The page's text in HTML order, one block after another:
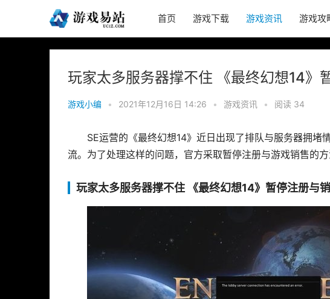
首页 游戏下载 游戏资讯 游戏攻
玩家太多服务器撑不住 《最终幻想14》
游戏小编 • 2021年12月16日 14:26 • 游戏资讯 • 阅读 34
SE运营的《最终幻想14》近日出现了排队与服务器拥堵
流。为了处理这样的问题，官方采取暂停注册与游戏销售的方
玩家太多服务器撑不住 《最终幻想14》暂停注册与